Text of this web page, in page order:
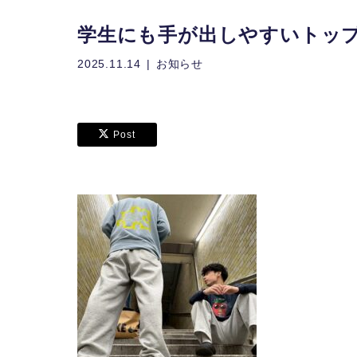
学生にも手が出しやすいトッ
2025.11.14 お知らせ
Post